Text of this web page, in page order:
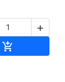

